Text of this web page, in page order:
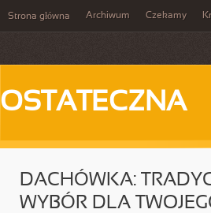
Strona główna Archiwum Czekamy
OSTATECZNA
DACHÓWKA:
WYBÓR DLA